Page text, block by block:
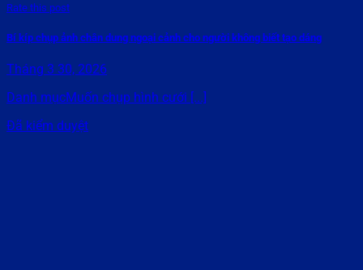
Rate this post
Bí kíp chụp ảnh chân dung ngoại cảnh cho người không biết tạo dáng
Tháng 3 30, 2026
Danh mụcMuốn chụp hình cưới [...]
Đã kiểm duyệt